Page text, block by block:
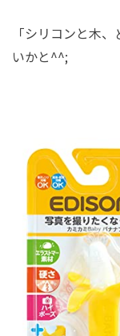
「シリコンと木
いかと^^;